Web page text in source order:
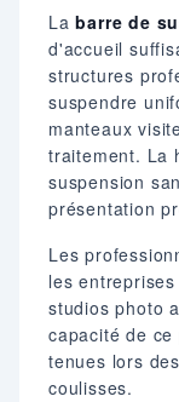
Labarre de
d'accueil
structures
suspendre
manteaux
traitement. La
suspension
présentation
Les
les
studios photo
capacité de
tenues lors
coulisses.